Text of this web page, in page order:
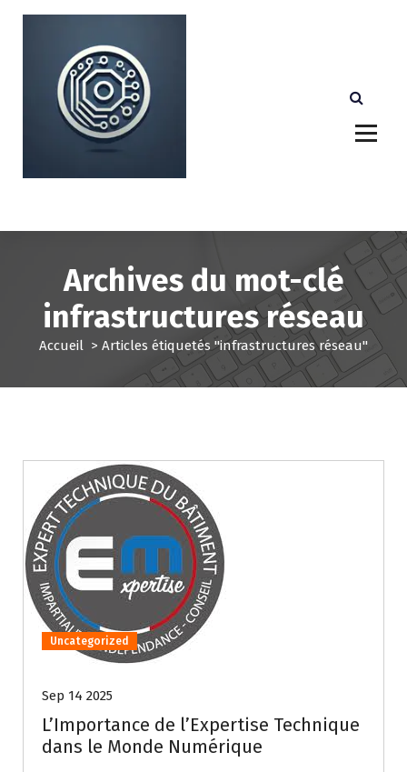
e
Archives du mot-clé
infrastructures réseau
Accueil > Articles étiquetés "infrastructures réseau"
Uncategorized
Sep 14 2025
L’Importance de l’Expertise Technique
dans le Monde Numérique